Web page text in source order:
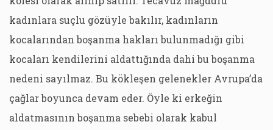
kadınlara suçlu gözüyle bakılır, kadınların
kocalarından boşanma hakları bulunmadığı gibi
kocaları kendilerini aldattığında dahi bu boşanma
nedeni sayılmaz. Bu kökleşen gelenekler Avrupa’da
çağlar boyunca devam eder. Öyle ki erkeğin
aldatmasının boşanma sebebi olarak kabul